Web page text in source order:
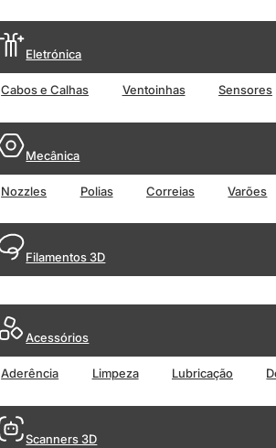
Eletrónica
Cabos e Calhas Ventoinhas Sensores
Mecânica
Nozzles Polias Correias Varões
Filamentos 3D
Acessórios
Aderência Limpeza Lubricação
Scanners 3D